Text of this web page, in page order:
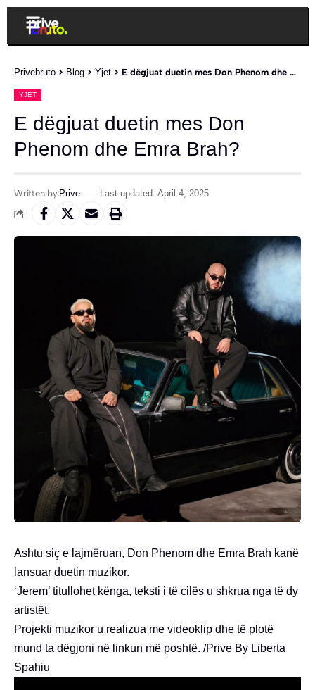
Privebruto > Blog > Yjet > E dëgjuat duetin mes Don Phenom dhe Emra Brah?
YJET
E dëgjuat duetin mes Don
Phenom dhe Emra Brah?
Written by:Prive Last updated: April 4, 2025
Ashtu siç e lajmëruan, Don Phenom dhe Emra Brah kanë
lansuar duetin muzikor.
‘Jerem’ titullohet kënga, teksti i të cilës u shkrua nga të dy
artistët.
Projekti muzikor u realizua me videoklip dhe të plotë
mund ta dëgjoni në linkun më poshtë. /Prive By Liberta
Spahiu